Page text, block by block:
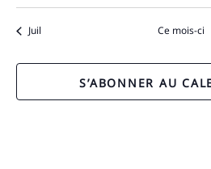
Juil Ce mois-ci
S’ABONNER AU